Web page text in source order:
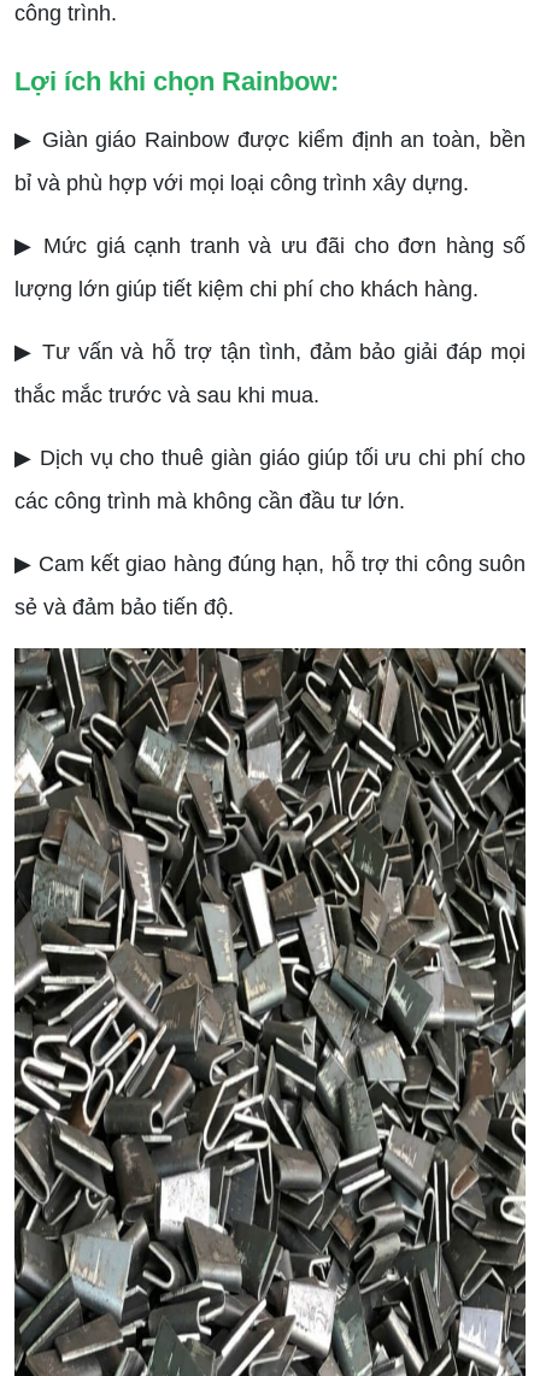
công trình.
Lợi ích khi chọn Rainbow:
▶ Giàn giáo Rainbow được kiểm định an toàn, bền
bỉ và phù hợp với mọi loại công trình xây dựng.
▶ Mức giá cạnh tranh và ưu đãi cho đơn hàng số
lượng lớn giúp tiết kiệm chi phí cho khách hàng.
▶ Tư vấn và hỗ trợ tận tình, đảm bảo giải đáp mọi
thắc mắc trước và sau khi mua.
▶ Dịch vụ cho thuê giàn giáo giúp tối ưu chi phí cho
các công trình mà không cần đầu tư lớn.
▶ Cam kết giao hàng đúng hạn, hỗ trợ thi công suôn
sẻ và đảm bảo tiến độ.